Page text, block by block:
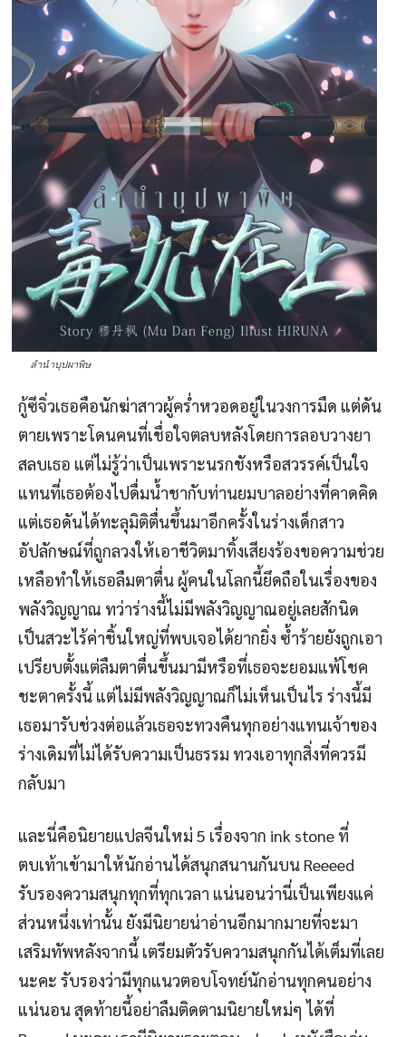
ลำนำบุปผาพิษ
กู้ซีจิ่วเธอคือนักฆ่าสาวผู้คร่ำหวอดอยู่ในวงการมืด แต่ดัน
ตายเพราะโดนคนที่เชื่อใจตลบหลังโดยการลอบวางยา
สลบเธอ แต่ไม่รู้ว่าเป็นเพราะนรกชังหรือสวรรค์เป็นใจ
แทนที่เธอต้องไปดื่มน้ำชากับท่านยมบาลอย่างที่คาดคิด
แต่เธอดันได้ทะลุมิติตื่นขึ้นมาอีกครั้งในร่างเด็กสาว
อัปลักษณ์ที่ถูกลวงให้เอาชีวิตมาทิ้งเสียงร้องขอความช่วย
เหลือทำให้เธอลืมตาตื่น ผู้คนในโลกนี้ยึดถือในเรื่องของ
พลังวิญญาณ ทว่าร่างนี้ไม่มีพลังวิญญาณอยู่เลยสักนิด
เป็นสวะไร้ค่าชิ้นใหญ่ที่พบเจอได้ยากยิ่ง ซ้ำร้ายยังถูกเอา
เปรียบตั้งแต่ลืมตาตื่นขึ้นมามีหรือที่เธอจะยอมแพ้โชค
ชะตาครั้งนี้ แต่ไม่มีพลังวิญญาณก็ไม่เห็นเป็นไร ร่างนี้มี
เธอมารับช่วงต่อแล้วเธอจะทวงคืนทุกอย่างแทนเจ้าของ
ร่างเดิมที่ไม่ได้รับความเป็นธรรม ทวงเอาทุกสิ่งที่ควรมี
กลับมา
และนี่คือนิยายแปลจีนใหม่ 5 เรื่องจาก ink stone ที่
ตบเท้าเข้ามาให้นักอ่านได้สนุกสนานกันบน Reeeed
รับรองความสนุกทุกที่ทุกเวลา แน่นอนว่านี่เป็นเพียงแค่
ส่วนหนึ่งเท่านั้น ยังมีนิยายน่าอ่านอีกมากมายที่จะมา
เสริมทัพหลังจากนี้ เตรียมตัวรับความสนุกกันได้เต็มที่เลย
นะคะ รับรองว่ามีทุกแนวตอบโจทย์นักอ่านทุกคนอย่าง
แน่นอน สุดท้ายนี้อย่าลืมติดตามนิยายใหม่ๆ ได้ที่